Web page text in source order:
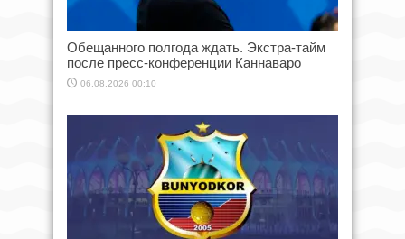
Обещанного полгода ждать. Экстра-тайм
после пресс-конференции Каннаваро
06.08.2026 00:10